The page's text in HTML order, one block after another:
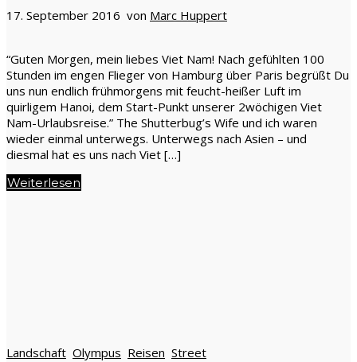
17. September 2016 von Marc Huppert
“Guten Morgen, mein liebes Viet Nam! Nach gefühlten 100
Stunden im engen Flieger von Hamburg über Paris begrüßt Du
uns nun endlich frühmorgens mit feucht-heißer Luft im
quirligem Hanoi, dem Start-Punkt unserer 2wöchigen Viet
Nam-Urlaubsreise.” The Shutterbug’s Wife und ich waren
wieder einmal unterwegs. Unterwegs nach Asien – und
diesmal hat es uns nach Viet […]
Weiterlesen
Landschaft Olympus Reisen Street